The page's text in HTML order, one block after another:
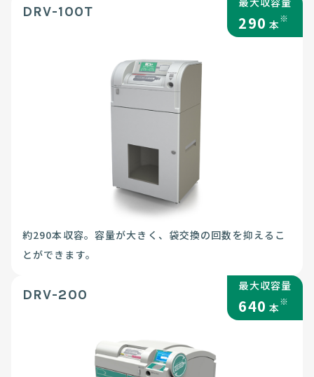
DRV-100T
約290本収容。容量が大きく、袋交換の回数を抑えるこ
とができます。
290 本※
DRV-200
最大収容量
640 本※